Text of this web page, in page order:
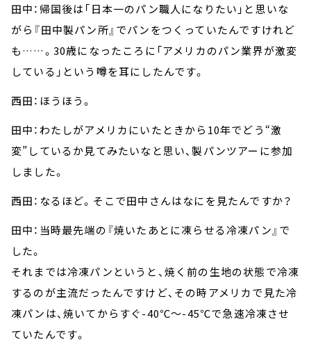
田中：帰国後は「日本一のパン職人になりたい」と思いな
がら『田中製パン所』でパンをつくっていたんですけれど
も……。30歳になったころに「アメリカのパン業界が激変
している」という噂を耳にしたんです。
西田：ほうほう。
田中：わたしがアメリカにいたときから10年でどう“激
変”しているか見てみたいなと思い、製パンツアーに参加
しました。
西田：なるほど。そこで田中さんはなにを見たんですか？
田中：当時最先端の『焼いたあとに凍らせる冷凍パン』で
した。
それまでは冷凍パンというと、焼く前の生地の状態で冷凍
するのが主流だったんですけど、その時アメリカで見た冷
凍パンは、焼いてからすぐ-40℃～-45℃で急速冷凍させ
ていたんです。